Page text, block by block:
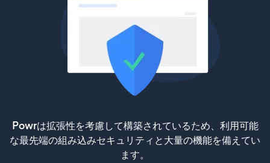
Powrは拡張性を考慮して構築されているため、利用可能
な最先端の組み込みセキュリティと大量の機能を備えてい
ます。